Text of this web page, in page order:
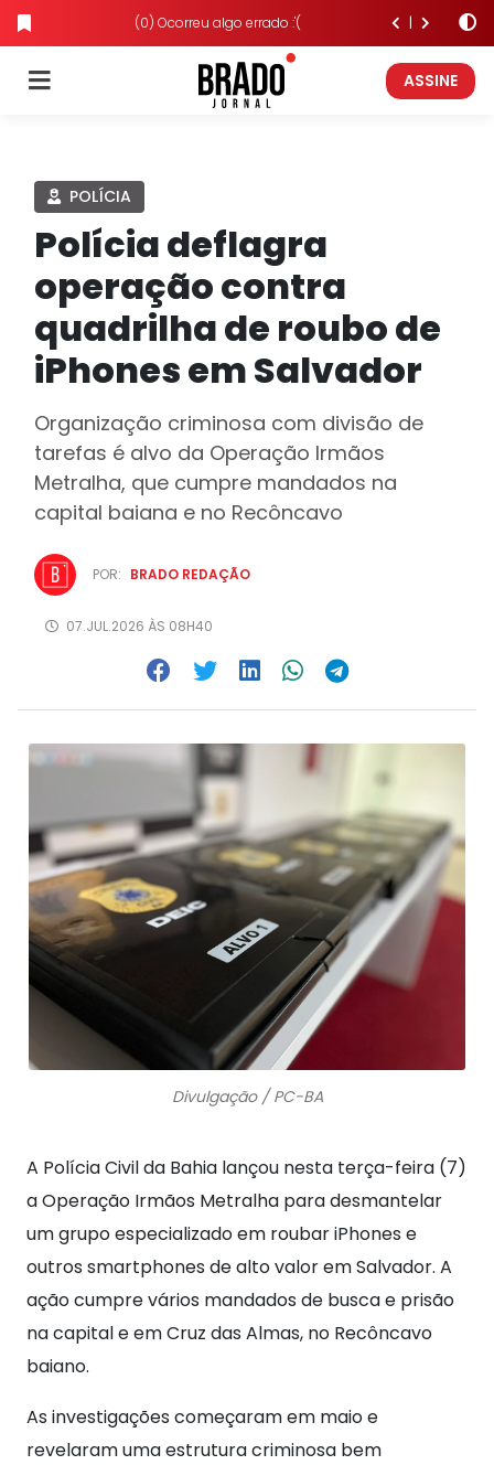
(0) Ocorreu algo errado :'(
ASSINE
POLÍCIA
Polícia deflagra
operação contra
quadrilha de roubo de
iPhones em Salvador
Organização criminosa com divisão de
tarefas é alvo da Operação Irmãos
Metralha, que cumpre mandados na
capital baiana e no Recôncavo
POR: BRADO REDAÇÃO
07.JUL.2026 ÀS 08H40
Divulgação / PC-BA
A Polícia Civil da Bahia lançou nesta terça-feira (7)
a Operação Irmãos Metralha para desmantelar
um grupo especializado em roubar iPhones e
outros smartphones de alto valor em Salvador. A
ação cumpre vários mandados de busca e prisão
na capital e em Cruz das Almas, no Recôncavo
baiano.
As investigações começaram em maio e
revelaram uma estrutura criminosa bem